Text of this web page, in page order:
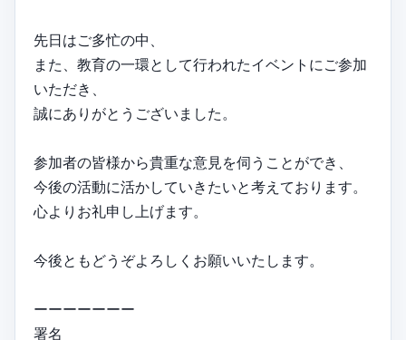
先日はご多忙の中、
また、教育の一環として行われたイベントにご参加
いただき、
誠にありがとうございました。
参加者の皆様から貴重な意見を伺うことができ、
今後の活動に活かしていきたいと考えております。
心よりお礼申し上げます。
今後ともどうぞよろしくお願いいたします。
ーーーーーーー
署名